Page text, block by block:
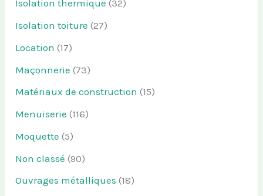
Isolation thermique (32)
Isolation toiture (27)
Location (17)
Maçonnerie (73)
Matériaux de construction (15)
Menuiserie (116)
Moquette (5)
Non classé (90)
Ouvrages métalliques (18)